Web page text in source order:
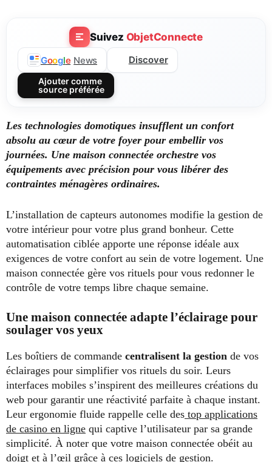
Suivez ObjetConnecte
Google News Discover
Ajouter comme
source préférée
Les technologies domotiques insufflent un confort
absolu au cœur de votre foyer pour embellir vos
journées. Une maison connectée orchestre vos
équipements avec précision pour vous libérer des
contraintes ménagères ordinaires.
L’installation de capteurs autonomes modifie la gestion de
votre intérieur pour votre plus grand bonheur. Cette
automatisation ciblée apporte une réponse idéale aux
exigences de votre confort au sein de votre logement. Une
maison connectée gère vos rituels pour vous redonner le
contrôle de votre temps libre chaque semaine.
Une maison connectée adapte l’éclairage pour
soulager vos yeux
Les boîtiers de commande centralisent la gestion de vos
éclairages pour simplifier vos rituels du soir. Leurs
interfaces mobiles s’inspirent des meilleures créations du
web pour garantir une réactivité parfaite à chaque instant.
Leur ergonomie fluide rappelle celle des top applications
de casino en ligne qui captive l’utilisateur par sa grande
simplicité. À noter que votre maison connectée obéit au
doigt et à l’œil grâce à ces logiciels de gestion.